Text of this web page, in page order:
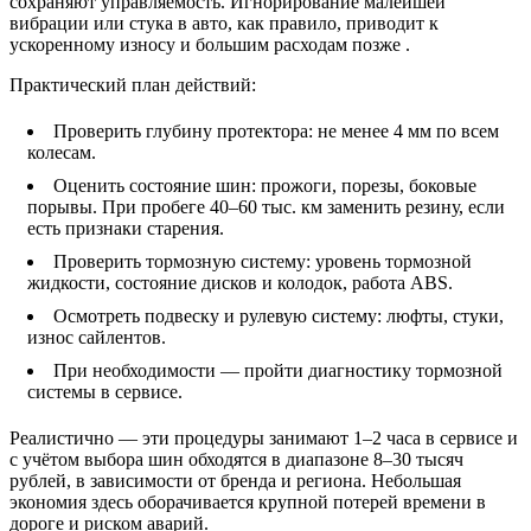
вибрации или стука в авто, как правило, приводит к
ускоренному износу и большим расходам позже ️.
Практический план действий:
Проверить глубину протектора: не менее 4 мм по всем
колесам.
Оценить состояние шин: прожоги, порезы, боковые
порывы. При пробеге 40–60 тыс. км заменить резину, если
есть признаки старения.
Проверить тормозную систему: уровень тормозной
жидкости, состояние дисков и колодок, работа ABS.
Осмотреть подвеску и рулевую систему: люфты, стуки,
износ сайлентов.
При необходимости — пройти диагностику тормозной
системы в сервисе.
Реалистично — эти процедуры занимают 1–2 часа в сервисе и
с учётом выбора шин обходятся в диапазоне 8–30 тысяч
рублей, в зависимости от бренда и региона. Небольшая
экономия здесь оборачивается крупной потерей времени в
дороге и риском аварий.